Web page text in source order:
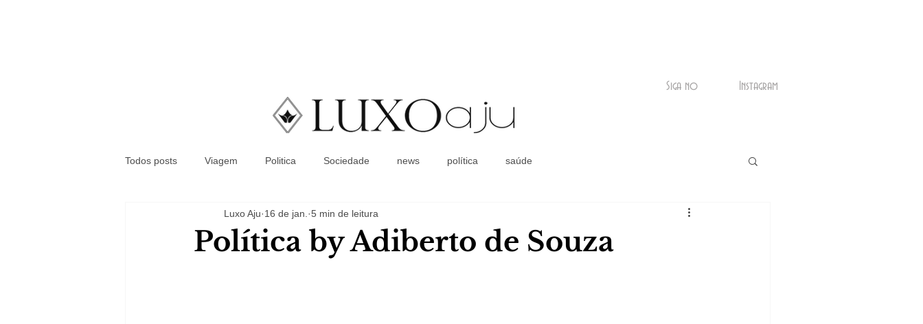
Coluna Social
Siga no Instagram
Todos posts Viagem Politica Sociedade news política saúde
Política by Adiberto de Souza
Luxo Aju 16 de jan. 5 min de leitura